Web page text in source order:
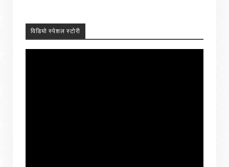
विडियो स्पेशल स्टोरी